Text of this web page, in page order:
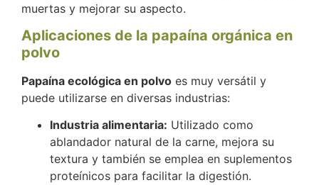
muertas y mejorar su aspecto.
Aplicaciones de la papaína orgánica en
polvo
Papaína ecológica en polvo es muy versátil y
puede utilizarse en diversas industrias:
Industria alimentaria: Utilizado como
ablandador natural de la carne, mejora su
textura y también se emplea en suplementos
proteínicos para facilitar la digestión.